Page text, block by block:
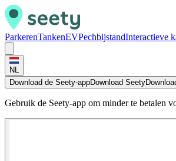
ParkerenTankenEVPechbijstandInteractieve
NL
Download de Seety-appDownload Seety
Gebruik de Seety-app om minder te betalen